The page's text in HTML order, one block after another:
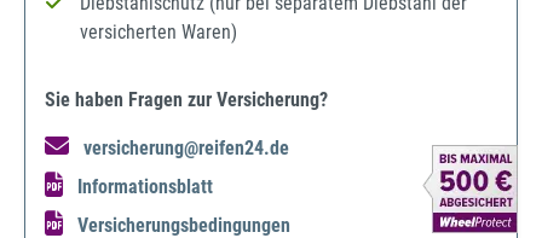
versicherten Waren)
Sie haben Fragen zur Versicherung?
versicherung@reifen24.de
Informationsblatt
Versicherungsbedingungen